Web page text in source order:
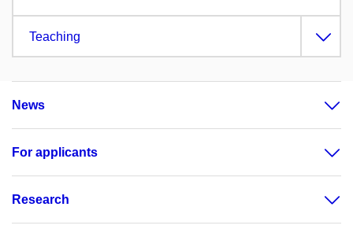
Teaching
News
For applicants
Research